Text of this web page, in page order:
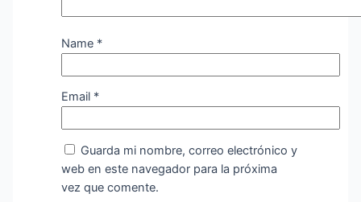
Name *
Email *
Guarda mi nombre, correo electrónico y
web en este navegador para la próxima
vez que comente.